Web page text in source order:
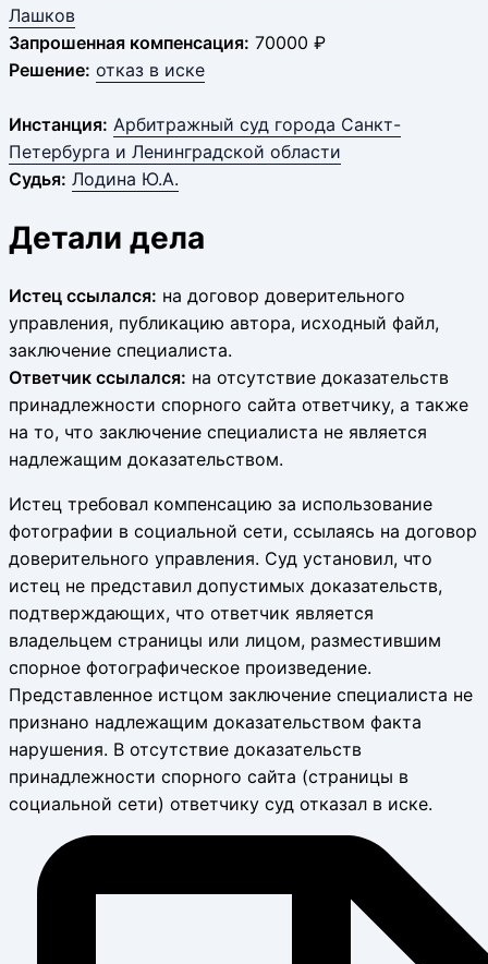
Лашков
Запрошенная компенсация: 70000 ₽
Решение: отказ в иске
Инстанция: Арбитражный суд города Санкт-
Петербурга и Ленинградской области
Судья: Лодина Ю.А.
Детали дела
Истец ссылался: на договор доверительного
управления, публикацию автора, исходный файл,
заключение специалиста.
Ответчик ссылался: на отсутствие доказательств
принадлежности спорного сайта ответчику, а также
на то, что заключение специалиста не является
надлежащим доказательством.
Истец требовал компенсацию за использование
фотографии в социальной сети, ссылаясь на договор
доверительного управления. Суд установил, что
истец не представил допустимых доказательств,
подтверждающих, что ответчик является
владельцем страницы или лицом, разместившим
спорное фотографическое произведение.
Представленное истцом заключение специалиста не
признано надлежащим доказательством факта
нарушения. В отсутствие доказательств
принадлежности спорного сайта (страницы в
социальной сети) ответчику суд отказал в иске.